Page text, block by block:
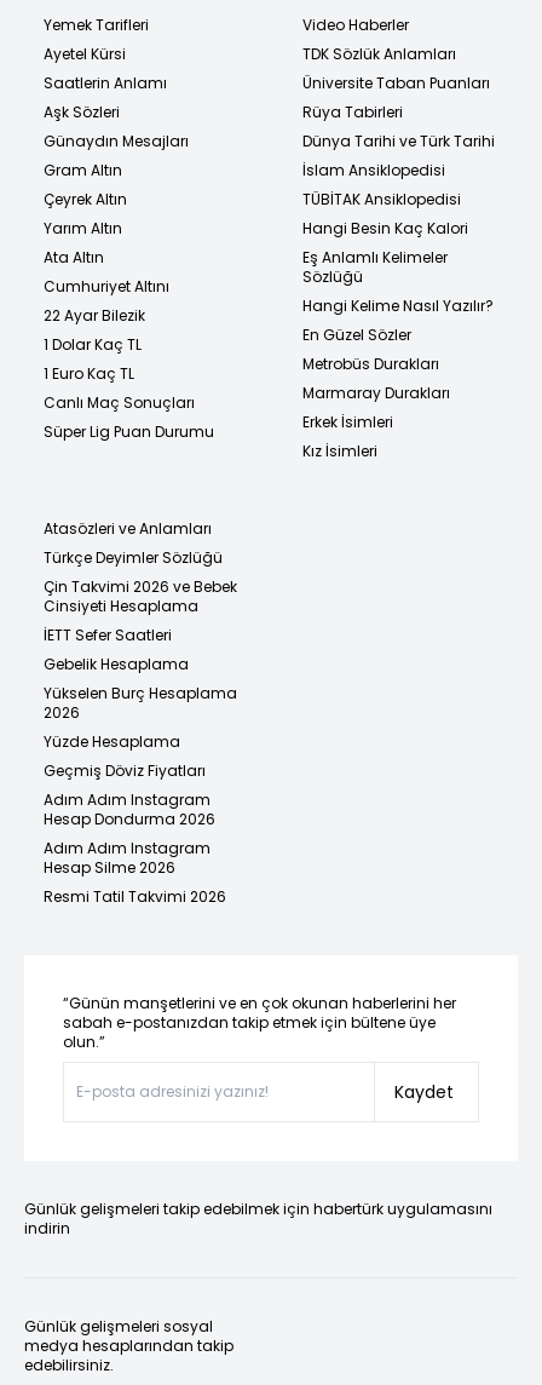
Yemek Tarifleri
Ayetel Kürsi
Saatlerin Anlamı
Aşk Sözleri
Günaydın Mesajları
Gram Altın
Çeyrek Altın
Yarım Altın
Ata Altın
Cumhuriyet Altını
22 Ayar Bilezik
1 Dolar Kaç TL
1 Euro Kaç TL
Canlı Maç Sonuçları
Süper Lig Puan Durumu
Video Haberler
TDK Sözlük Anlamları
Üniversite Taban Puanları
Rüya Tabirleri
Dünya Tarihi ve Türk Tarihi
İslam Ansiklopedisi
TÜBİTAK Ansiklopedisi
Hangi Besin Kaç Kalori
Eş Anlamlı Kelimeler
Sözlüğü
Hangi Kelime Nasıl Yazılır?
En Güzel Sözler
Metrobüs Durakları
Marmaray Durakları
Erkek İsimleri
Kız İsimleri
Atasözleri ve Anlamları
Türkçe Deyimler Sözlüğü
Çin Takvimi 2026 ve Bebek
Cinsiyeti Hesaplama
İETT Sefer Saatleri
Gebelik Hesaplama
Yükselen Burç Hesaplama
2026
Yüzde Hesaplama
Geçmiş Döviz Fiyatları
Adım Adım Instagram
Hesap Dondurma 2026
Adım Adım Instagram
Hesap Silme 2026
Resmi Tatil Takvimi 2026
“Günün manşetlerini ve en çok okunan haberlerini her
sabah e-postanızdan takip etmek için bültene üye
olun.”
Kaydet
Günlük gelişmeleri takip edebilmek için habertürk uygulamasını
indirin
Günlük gelişmeleri sosyal
medya hesaplarından takip
edebilirsiniz.